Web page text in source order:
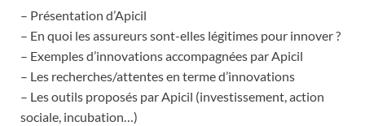
– Présentation d’Apicil
– En quoi les assureurs sont-elles légitimes pour innover ?
– Exemples d’innovations accompagnées par Apicil
– Les recherches/attentes en terme d’innovations
– Les outils proposés par Apicil (investissement, action
sociale, incubation…)